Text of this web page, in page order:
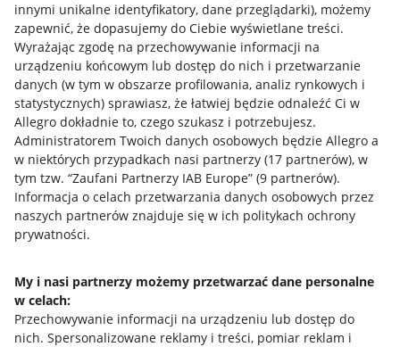
innymi unikalne identyfikatory, dane przeglądarki), możemy
zapewnić, że dopasujemy do Ciebie wyświetlane treści.
Wyrażając zgodę na przechowywanie informacji na
urządzeniu końcowym lub dostęp do nich i przetwarzanie
danych (w tym w obszarze profilowania, analiz rynkowych i
statystycznych) sprawiasz, że łatwiej będzie odnaleźć Ci w
Allegro dokładnie to, czego szukasz i potrzebujesz.
Administratorem Twoich danych osobowych będzie Allegro a
w niektórych przypadkach nasi partnerzy (17 partnerów), w
tym tzw. “Zaufani Partnerzy IAB Europe” (9 partnerów).
Informacja o celach przetwarzania danych osobowych przez
naszych partnerów znajduje się w ich politykach ochrony
prywatności.
My i nasi partnerzy możemy przetwarzać dane personalne
w celach:
Przechowywanie informacji na urządzeniu lub dostęp do
nich. Spersonalizowane reklamy i treści, pomiar reklam i
Przydatne informacje
Jak to działa
Allegro Gadane dla sprzedających
Allegro Gadane dla kupujących